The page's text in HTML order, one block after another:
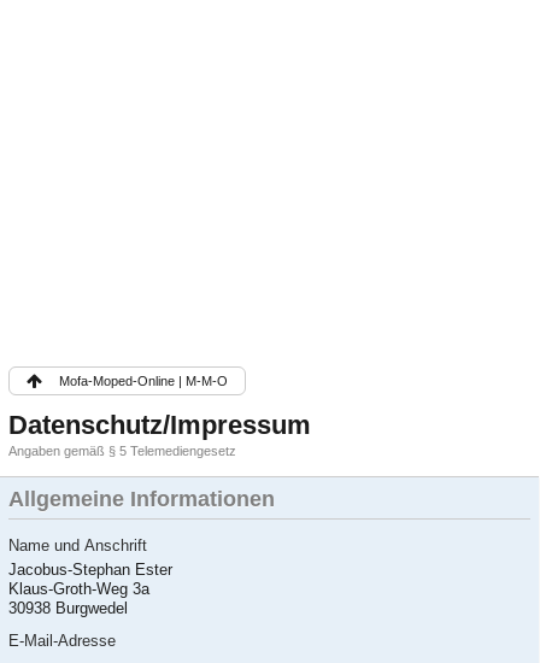
Mofa-Moped-Online | M-M-O
Datenschutz/Impressum
Angaben gemäß § 5 Telemediengesetz
Allgemeine Informationen
Name und Anschrift
Jacobus-Stephan Ester
Klaus-Groth-Weg 3a
30938 Burgwedel
E-Mail-Adresse